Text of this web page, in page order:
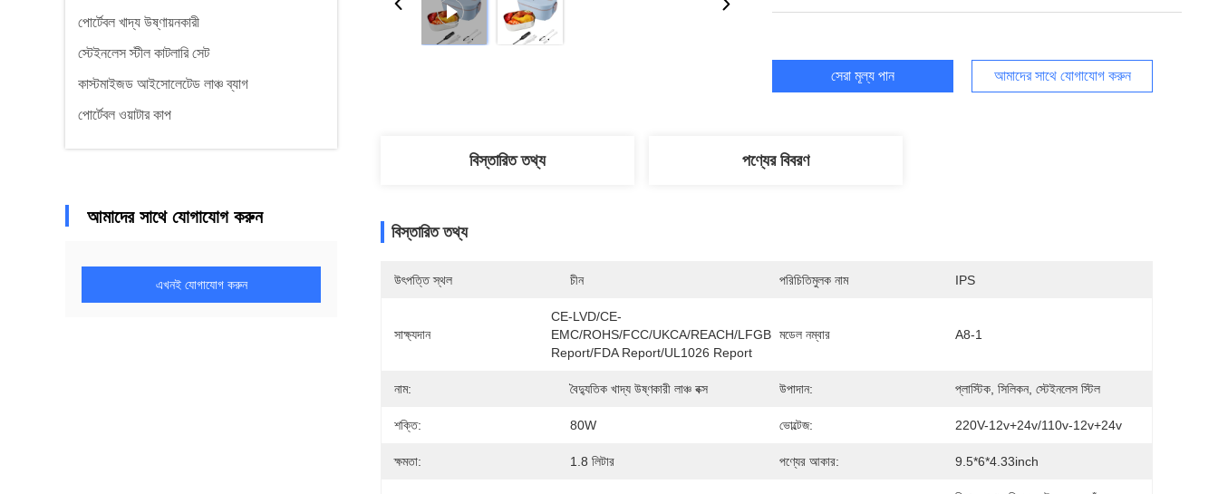
পোর্টেবল খাদ্য উষ্ণায়নকারী
স্টেইনলেস স্টীল কাটলারি সেট
কাস্টমাইজড আইসোলেটেড লাঞ্চ ব্যাগ
পোর্টেবল ওয়াটার কাপ
আমাদের সাথে যোগাযোগ করুন
এখনই যোগাযোগ করুন
সেরা মূল্য পান আমাদের সাথে যোগাযোগ করুন
বিস্তারিত তথ্য পণ্যের বিবরণ
বিস্তারিত তথ্য
উৎপত্তি স্থল চীন পরিচিতিমুলক নাম IPS
সাক্ষ্যদান
CE-LVD/CE-
EMC/ROHS/FCC/UKCA/REACH/LFGB
Report/FDA Report/UL1026 Report
মডেল নম্বার A8-1
নাম: বৈদ্যুতিক খাদ্য উষ্ণকারী লাঞ্চ বক্স উপাদান: প্লাস্টিক, সিলিকন, স্টেইনলেস স্টিল
শক্তি: 80W ভোল্টেজ: 220V-12v+24v/110v-12v+24v
ক্ষমতা: 1.8 লিটার পণ্যের আকার: 9.5*6*4.33inch